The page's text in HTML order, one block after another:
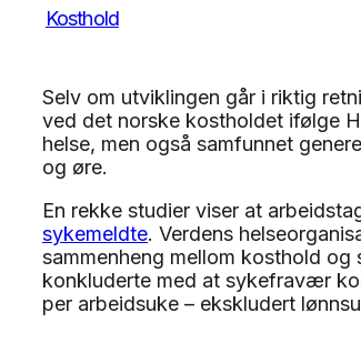
Kosthold
Selv om utviklingen går i riktig
ved det norske kostholdet ifølge
helse, men også samfunnet
og øre.
En rekke studier viser at
sykemeldte. Verdens
sammenheng mellom kosthold
konkluderte med at sykefravær
per arbeidsuke – ekskludert